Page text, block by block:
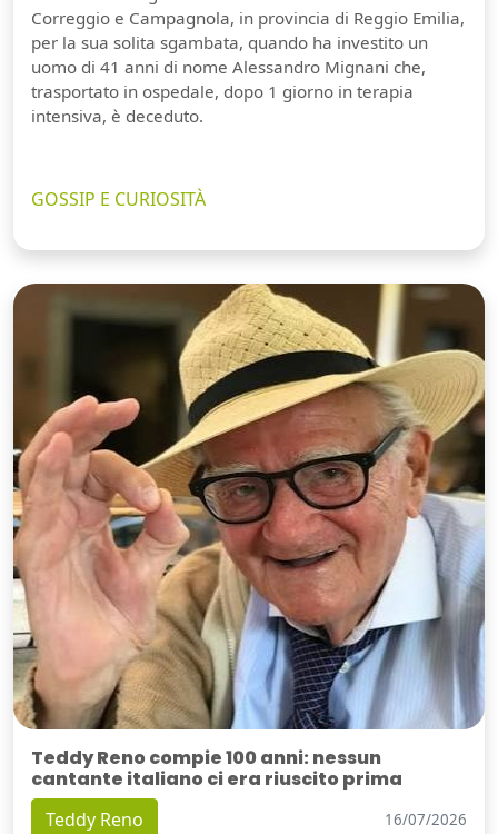
Correggio e Campagnola, in provincia di Reggio Emilia,
per la sua solita sgambata, quando ha investito un
uomo di 41 anni di nome Alessandro Mignani che,
trasportato in ospedale, dopo 1 giorno in terapia
intensiva, è deceduto.
GOSSIP E CURIOSITÀ
Teddy Reno compie 100 anni: nessun
cantante italiano ci era riuscito prima
Teddy Reno 16/07/2026